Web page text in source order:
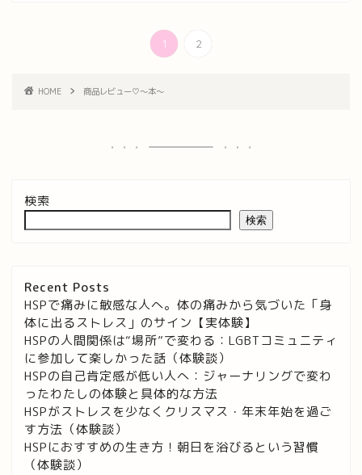
1 2
HOME 商品レビュー♡〜本〜
検索
検索
Recent Posts
HSPで痛みに敏感な人へ。体の痛みから気づいた「身
体に出るストレス」のサイン【実体験】
HSPの人間関係は“場所”で変わる：LGBTコミュニティ
に参加して楽しかった話（体験談）
HSPの自己肯定感が低い人へ：ジャーナリングで変わ
ったわたしの体験と具体的な方法
HSPがストレスを少なくクリスマス・年末年始を過ご
す方法（体験談）
HSPにおすすめの生き方！朝日を浴びるという習慣
（体験談）